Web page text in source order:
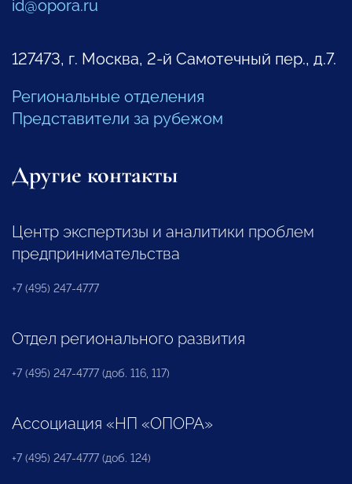
id@opora.ru
127473, г. Москва, 2-й Самотечный пер., д.7.
Региональные отделения
Представители за рубежом
Другие контакты
Центр экспертизы и аналитики проблем
предпринимательства
+7 (495) 247-4777
Отдел регионального развития
+7 (495) 247-4777 (доб. 116, 117)
Ассоциация «НП «ОПОРА»
+7 (495) 247-4777 (доб. 124)